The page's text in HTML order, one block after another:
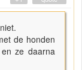
de honden
ze daarna